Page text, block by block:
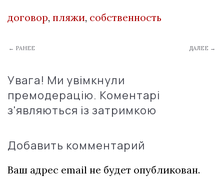
договор, пляжи, собственность
← РАНЕЕ ДАЛЕЕ →
Увага! Ми увімкнули
премодерацію. Коментарі
з'являються із затримкою
Добавить комментарий
Ваш адрес email не будет опубликован.